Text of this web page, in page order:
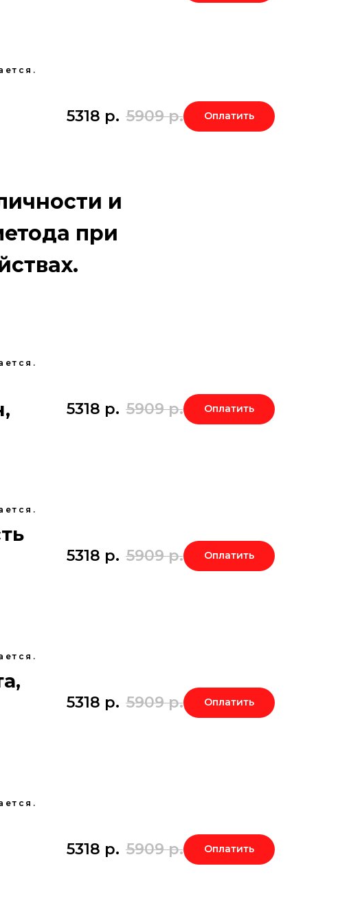
5318 р. 5909 р. Оплатить
и
при
5318 р. 5909 р. Оплатить
5318 р. 5909 р. Оплатить
5318 р. 5909 р. Оплатить
5318 р. 5909 р. Оплатить